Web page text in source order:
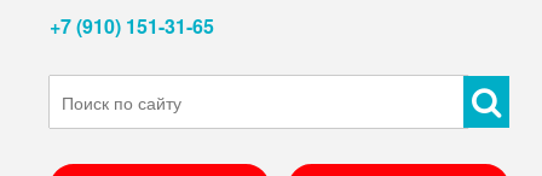
+7 (910) 151-31-65